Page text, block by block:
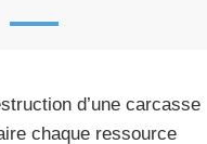
d’une carcasse
chaque ressource